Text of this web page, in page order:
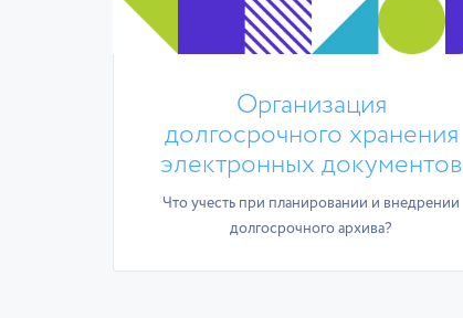
Организация
долгосрочного хранения
электронных документов
Что учесть при планировании и внедрении
долгосрочного архива?